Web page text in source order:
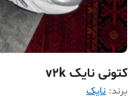
کتونی نایک v2k
برند: نایک